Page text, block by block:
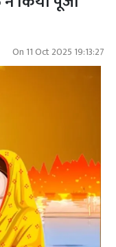
On 11 Oct 2025 19:13:27